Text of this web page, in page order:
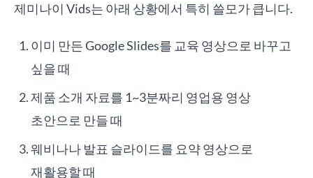
제미나이 Vids는 아래 상황에서 특히 쓸모가 큽니다.
이미 만든 Google Slides를 교육 영상으로 바꾸고
싶을 때
제품 소개 자료를 1~3분짜리 영업용 영상
초안으로 만들 때
웨비나나 발표 슬라이드를 요약 영상으로
재활용할 때